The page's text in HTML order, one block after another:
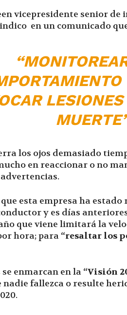
vicepresidente senior
en un comunicado
los ojos demasiado
en reaccionar o no
esta empresa ha
y es días
que viene limitará la
hora; para “resaltar los
enmarcan en la “Visión
nadie fallezca o resulte